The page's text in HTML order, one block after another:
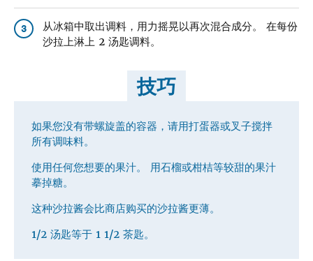
3
从冰箱中取出调料，用力摇晃以再次混合成分。 在每份
沙拉上淋上 2 汤匙调料。
技巧
如果您没有带螺旋盖的容器，请用打蛋器或叉子搅拌
所有调味料。
使用任何您想要的果汁。 用石榴或柑桔等较甜的果汁
摹掉糖。
这种沙拉酱会比商店购买的沙拉酱更薄。
1/2 汤匙等于 1 1/2 茶匙。